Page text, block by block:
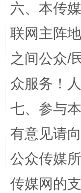
完善运行机
六、本传
联网主阵
之间公众/
众服务！
七、参与
有意见请
公众传媒
传媒网的